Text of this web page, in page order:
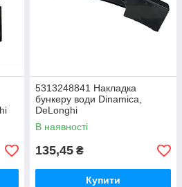
5313248841 Накладка
бункеру води Dinamica,
DeLonghi
В наявності
135,45 ₴
Купити